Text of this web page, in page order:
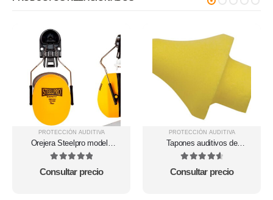
PROTECCIÓN AUDITIVA
Orejera Steelpro modelo
CM 3000
out of 5
Consultar precio
PROTECCIÓN AUDITIVA
Tapones auditivos de
recambio CONICAP01BR
4.71 out of 5
Consultar precio